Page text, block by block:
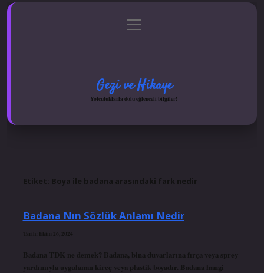
Gizlilik Politikası
menüyü
aç
Gezi ve Hikaye
Yolculuklarla dolu eğlenceli bilgiler!
Etiket: Boya ile badana arasındaki fark nedir
Badana Nın Sözlük Anlamı Nedir
Tarih: Ekim 26, 2024
Badana TDK ne demek? Badana, bina duvarlarına fırça veya sprey
yardımıyla uygulanan kireç veya plastik boyadır. Badana hangi